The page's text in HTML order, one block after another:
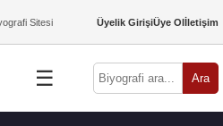
Sitesi Üyelik GirişiÜye Olİletişim
☰ Ara